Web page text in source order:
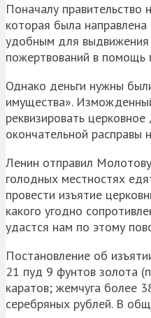
Поначалу правительство
которая была
удобным для выдвижения
пожертвований в
Однако деньги нужны
имущества».
реквизировать
окончательной расправы
Ленин отправил
голодных местностях
провести изъятие
какого угодно
удастся нам по этому
Постановление об
21 пуд 9 фунтов золота
каратов; жемчуга более
серебряных рублей. В